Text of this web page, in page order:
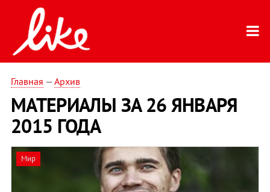
Главная —Архив
МАТЕРИАЛЫ ЗА 26 ЯНВАРЯ
2015 ГОДА
Мир